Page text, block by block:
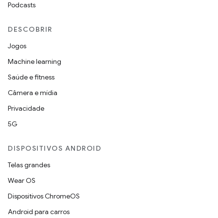
Podcasts
DESCOBRIR
Jogos
Machine learning
Saúde e fitness
Câmera e mídia
Privacidade
5G
DISPOSITIVOS ANDROID
Telas grandes
Wear OS
Dispositivos ChromeOS
Android para carros